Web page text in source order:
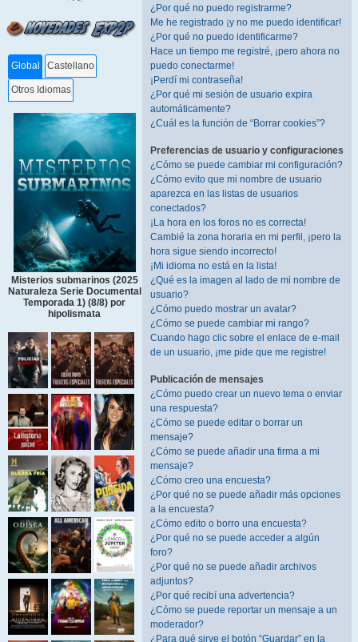
Global Castellano
Otros Idiomas
Misterios submarinos (2025
Naturaleza Serie Documental
Temporada 1) (8/8) por
hipolismata
¿Por qué no puedo registrarme?
Me he registrado ¡y no me puedo identificar!
¿Por qué no puedo identificarme?
Hace un tiempo me registré, ¡pero ahora no
puedo conectarme!
¡Perdí mi contraseña!
¿Por qué mi sesión de usuario expira
automáticamente?
¿Cuál es la función de “Borrar cookies”?
Preferencias de usuario y configuraciones
¿Cómo se puede cambiar mi configuración?
¿Cómo evito que mi nombre de usuario
aparezca en las listas de usuarios
conectados?
¡La hora en los foros no es correcta!
Cambié la zona horaria en mi perfil, ¡pero la
hora sigue siendo incorrecto!
¡Mi idioma no está en la lista!
¿Qué es la imagen al lado de mi nombre de
usuario?
¿Cómo puedo mostrar un avatar?
¿Cómo se puede cambiar mi rango?
Cuando hago clic sobre el enlace de e-mail
de un usuario, ¡me pide que me registre!
Publicación de mensajes
¿Cómo puedo crear un nuevo tema o enviar
una respuesta?
¿Cómo se puede editar o borrar un
mensaje?
¿Cómo se puede añadir una firma a mi
mensaje?
¿Cómo creo una encuesta?
¿Por qué no se puede añadir más opciones
a la encuesta?
¿Cómo edito o borro una encuesta?
¿Por qué no se puede acceder a algún
foro?
¿Por qué no se puede añadir archivos
adjuntos?
¿Por qué recibí una advertencia?
¿Cómo se puede reportar un mensaje a un
moderador?
¿Para qué sirve el botón “Guardar” en la